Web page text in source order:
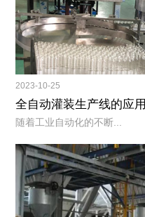
2023-10-25
全自动灌装生产线的应用
随着工业自动化的不断...